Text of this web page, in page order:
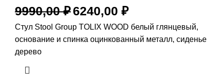
9990,00₽6240,00 ₽
Стул Stool Group TOLIX WOOD белый глянцевый,
основание и спинка оцинкованный металл, сиденье
дерево